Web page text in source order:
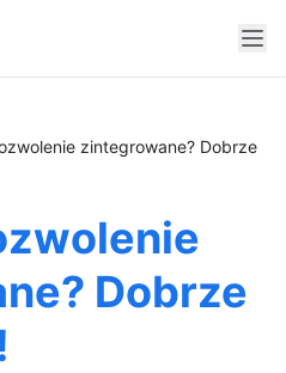
zintegrowane? Dobrze
Dobrze